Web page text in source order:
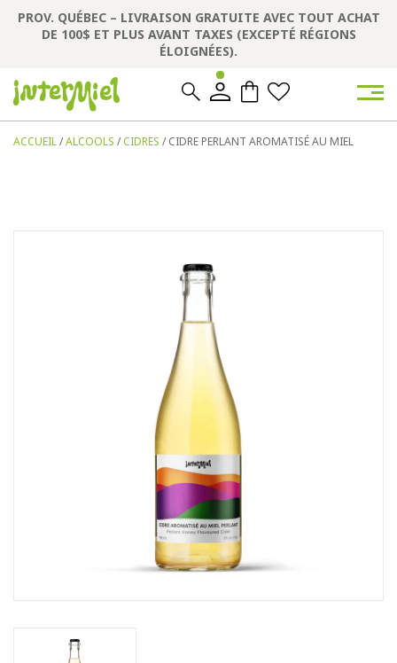
PROV. QUÉBEC – LIVRAISON GRATUITE AVEC TOUT ACHAT
DE 100$ ET PLUS AVANT TAXES (EXCEPTÉ RÉGIONS
ÉLOIGNÉES).
0
ACCUEIL/ALCOOLS /CIDRES / CIDRE PERLANT AROMATISÉ AU MIEL